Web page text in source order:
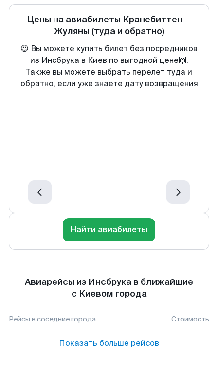
Цены на авиабилеты Кранебиттен —
Жуляны (туда и обратно)
😍 Вы можете купить билет без посредников
из Инсбрука в Киев по выгодной цене🙌.
Также вы можете выбрать перелет туда и
обратно, если уже знаете дату возвращения
Найти авиабилеты
Авиарейсы из Инсбрука в ближайшие
с Киевом города
Рейсы в соседние города Стоимость
Показать больше рейсов